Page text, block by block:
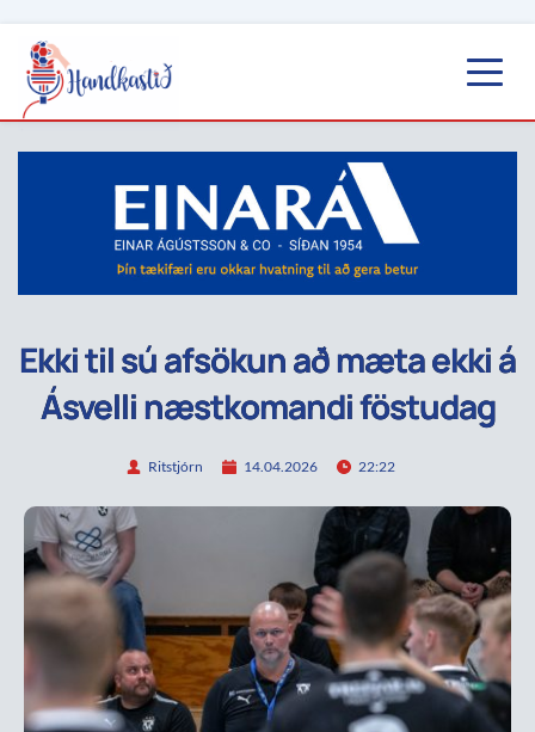
Ekki til sú afsökun að mæta ekki á
Ásvelli næstkomandi föstudag
Ritstjórn 14.04.2026 22:22